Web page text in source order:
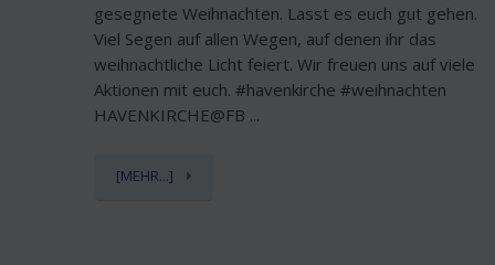
gesegnete Weihnachten. Lasst es euch gut gehen.
Viel Segen auf allen Wegen, auf denen ihr das
weihnachtliche Licht feiert. Wir freuen uns auf viele
Aktionen mit euch. #havenkirche #weihnachten
HAVENKIRCHE@FB ...
[MEHR...]